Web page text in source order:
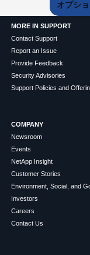
オプシ
MORE IN SUPPORT
Contact Support
Report an Issue
Provide Feedback
Security Advisories
Support Policies and
COMPANY
Newsroom
Events
NetApp Insight
Customer Stories
Environment, Social, and
Investors
Careers
Contact Us